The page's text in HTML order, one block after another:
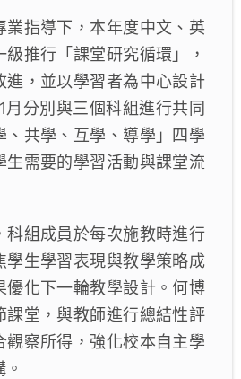
業指導下，本年度中文、英
推行「課堂研究循環」，
進，並以學習者為中心設計
月分別與三個科組進行共同
、共學、互學、導學」四學
生需要的學習活動與課堂流
科組成員於每次施教時進行
學生學習表現與教學策略成
優化下一輪教學設計。何博
課堂，與教師進行總結性評
觀察所得，強化校本自主學